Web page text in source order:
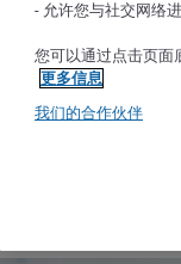
- 允许您与社交网络进
您可以通过点击页面
更多信息
我们的合作伙伴